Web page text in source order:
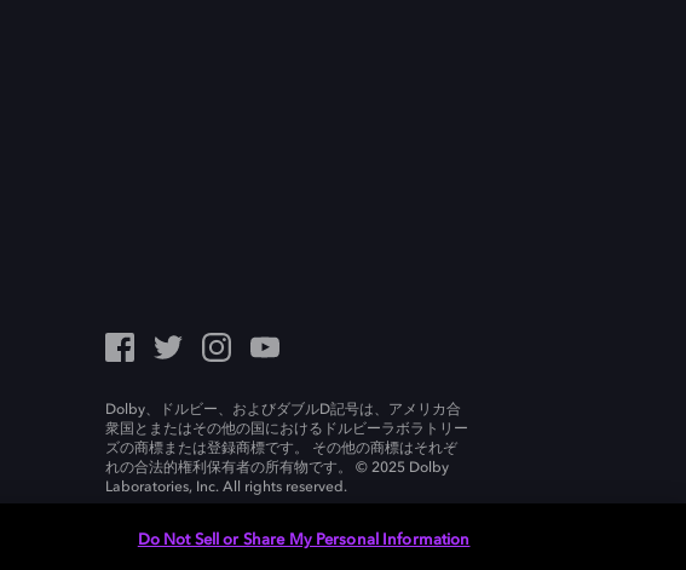
Dolby、ドルビー、およびダブルD記号は、アメリカ合
衆国とまたはその他の国におけるドルビーラボラトリー
ズの商標または登録商標です。 その他の商標はそれぞ
れの合法的権利保有者の所有物です。 © 2025 Dolby
Laboratories, Inc. All rights reserved.
Do Not Sell or Share My Personal Information